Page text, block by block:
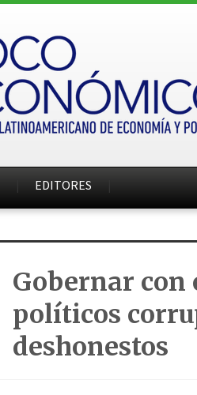
EDITORES
Gobernar con
políticos
deshonestos